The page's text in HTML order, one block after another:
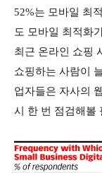
52%는 모바일 최
도 모바일 최적화
최근 온라인 쇼핑
쇼핑하는 사람이
업자들은 자사의
시 한 번 점검해볼